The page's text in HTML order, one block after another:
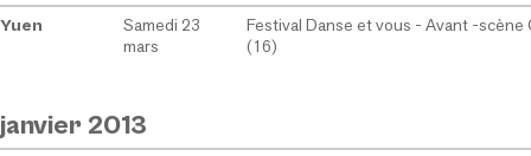
Yuen
Samedi 23
mars
Festival Danse et vous - Avant -scène
(16)
janvier 2013